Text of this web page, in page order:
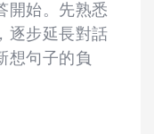
開始。先熟悉
逐步延長對話
想句子的負